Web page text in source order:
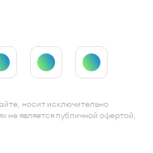
носит исключительно
не является публичной офертой,